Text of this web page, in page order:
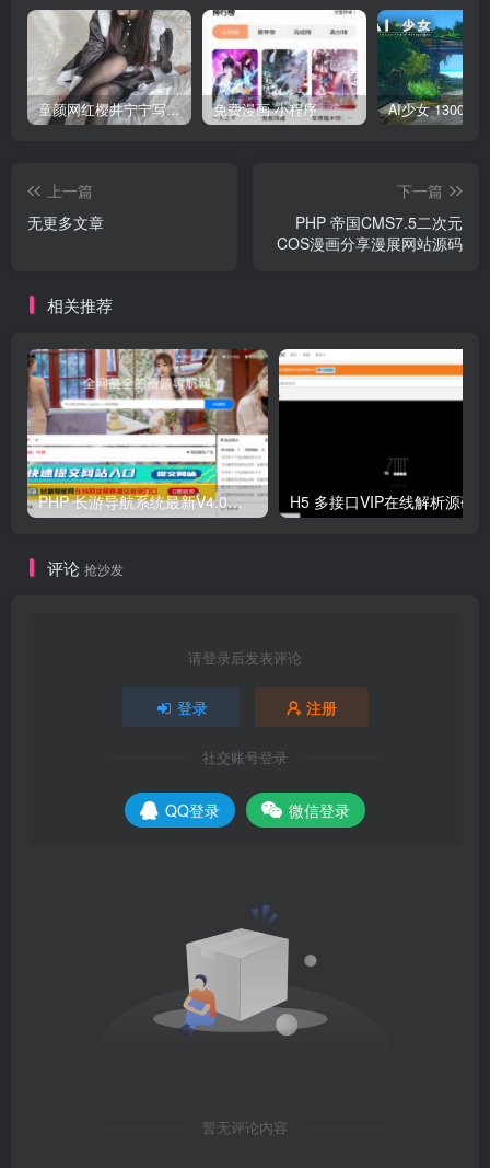
童颜网红樱井宁宁写真集套图 免费漫画 小程序
上一篇
无更多文章
下一篇
PHP 帝国CMS7.5二次元
COS漫画分享漫展网站源码
相关推荐
PHP 长游导航系统最新V4.0开源可运营正版 源码 H5 多接口VIP在线解析源码
评论 抢沙发
请登录后发表评论
登录 注册
社交账号登录
QQ登录 微信登录
暂无评论内容